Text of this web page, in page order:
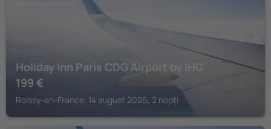
Holiday Inn Paris CDG Airport by IHG
199 €
Roissy-en-France, 14 august 2026, 2 nopți